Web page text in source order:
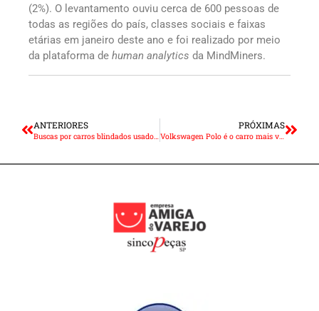
(2%). O levantamento ouviu cerca de 600 pessoas de
todas as regiões do país, classes sociais e faixas
etárias em janeiro deste ano e foi realizado por meio
da plataforma de human analytics da MindMiners.
ANTERIORES
Buscas por carros blindados usados cresce 109% na Webmotors
PRÓXIMAS
Volkswagen Polo é o carro mais vendido do Brasil em 2024